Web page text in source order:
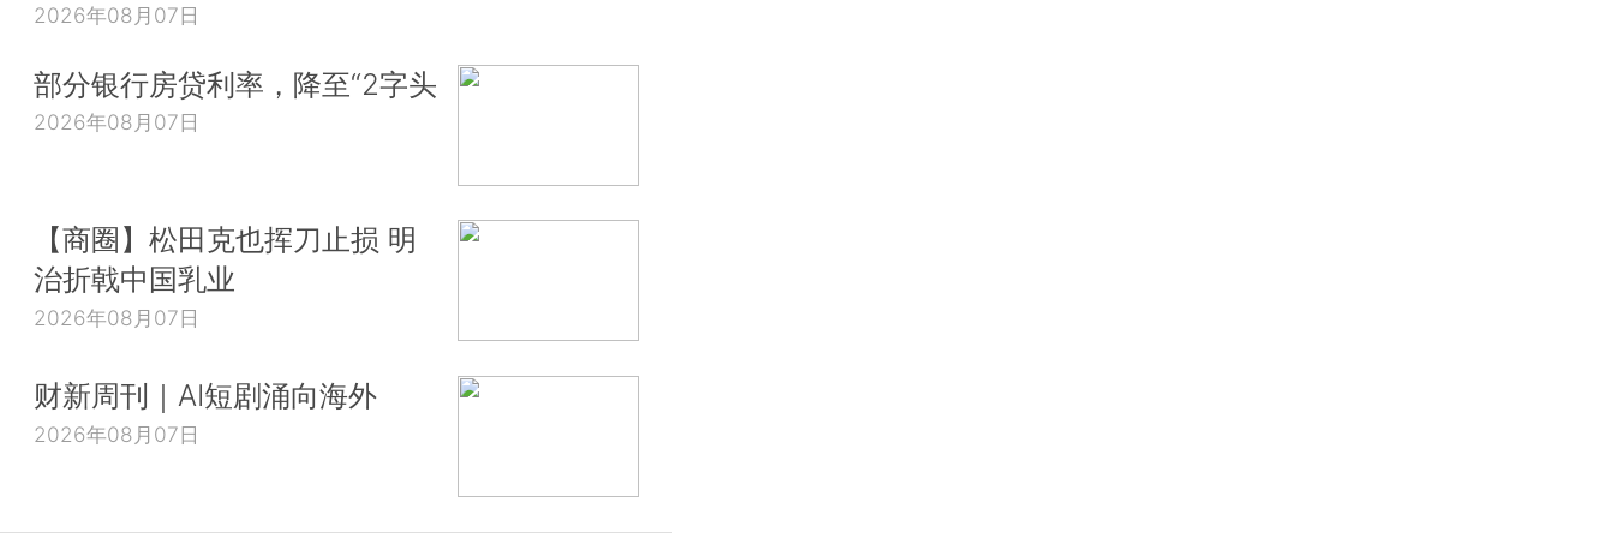
2026年08月07日
部分银行房贷利率，降至“2字头
2026年08月07日
【商圈】松田克也挥刀止损 明
治折戟中国乳业
2026年08月07日
财新周刊｜AI短剧涌向海外
2026年08月07日